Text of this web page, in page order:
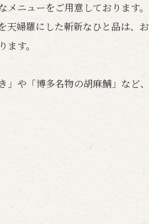
メニューをご用意しております
天婦羅にした斬新なひと品は、
す。
」や「博多名物の胡麻鯖」など